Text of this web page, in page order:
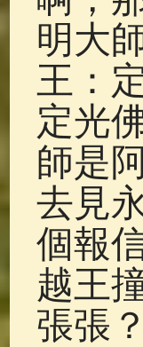
明大
王：
定光
師是
去見
個報
越王
張張